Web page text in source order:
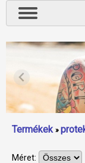
Termékek »
Méret: